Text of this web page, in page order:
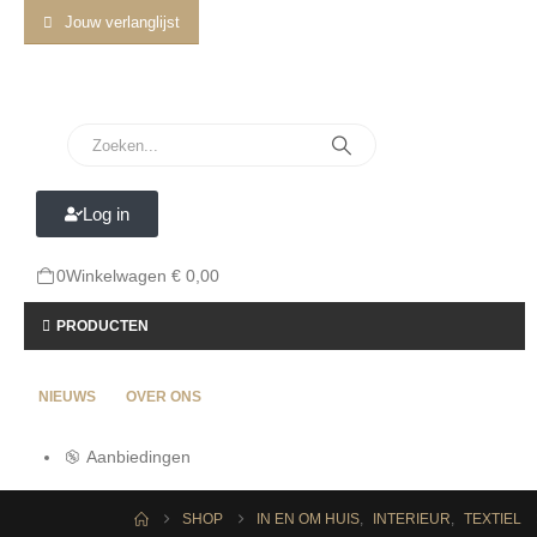
Jouw verlanglijst
Log in
0Winkelwagen €0,00
PRODUCTEN
NIEUWS OVER ONS
Aanbiedingen
SHOP IN EN OM HUIS, INTERIEUR, TEXTIEL